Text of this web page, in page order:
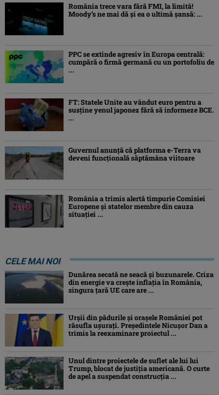
România trece vara fără FMI, la limită!
Moody’s ne mai dă și ea o ultimă șansă: ...
PPC se extinde agresiv în Europa centrală:
cumpără o firmă germană cu un portofoliu de
...
FT: Statele Unite au vândut euro pentru a
susține yenul japonez fără să informeze BCE.
...
Guvernul anunță că platforma e-Terra va
deveni funcţională săptămâna viitoare
România a trimis alertă timpurie Comisiei
Europene și statelor membre din cauza
situației ...
CELE MAI NOI
Dunărea secată ne seacă și buzunarele. Criza
din energie va crește inflația în România,
singura țară UE care are ...
Urșii din pădurile și orașele României pot
răsufla ușurați. Președintele Nicușor Dan a
trimis la reexaminare proiectul ...
Unul dintre proiectele de suflet ale lui lui
Trump, blocat de justiția americană. O curte
de apel a suspendat construcția ...